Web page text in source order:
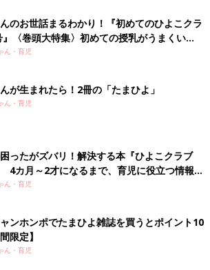
のお世話まるわかり！『初めてのひよこクラ
』〈巻頭大特集〉初めての授乳がうまくい
ぱい・ミルクの基本と夏のトラブル 解決テ
ん・育児
が生まれたら！2冊の「たまひよ」
ん・育児
ったがズバリ！解決する本『ひよこクラブ
4カ月～2才になるまで、育児に役立つ情報が
！
ん・育児
ンホンポでたまひよ雑誌を買うとポイント10
限定】
ん・育児